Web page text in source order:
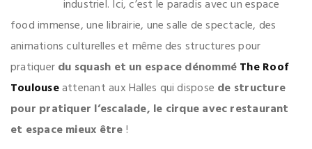
industriel. Ici, c’est le paradis avec un espace
food immense, une librairie, une salle de spectacle, des
animations culturelles et même des structures pour
pratiquerdu squash et un espace dénomméThe Roof
Toulouseattenant aux Halles qui dispose de structure
pour pratiquer l’escalade, le cirque avec restaurant
et espace mieux être!